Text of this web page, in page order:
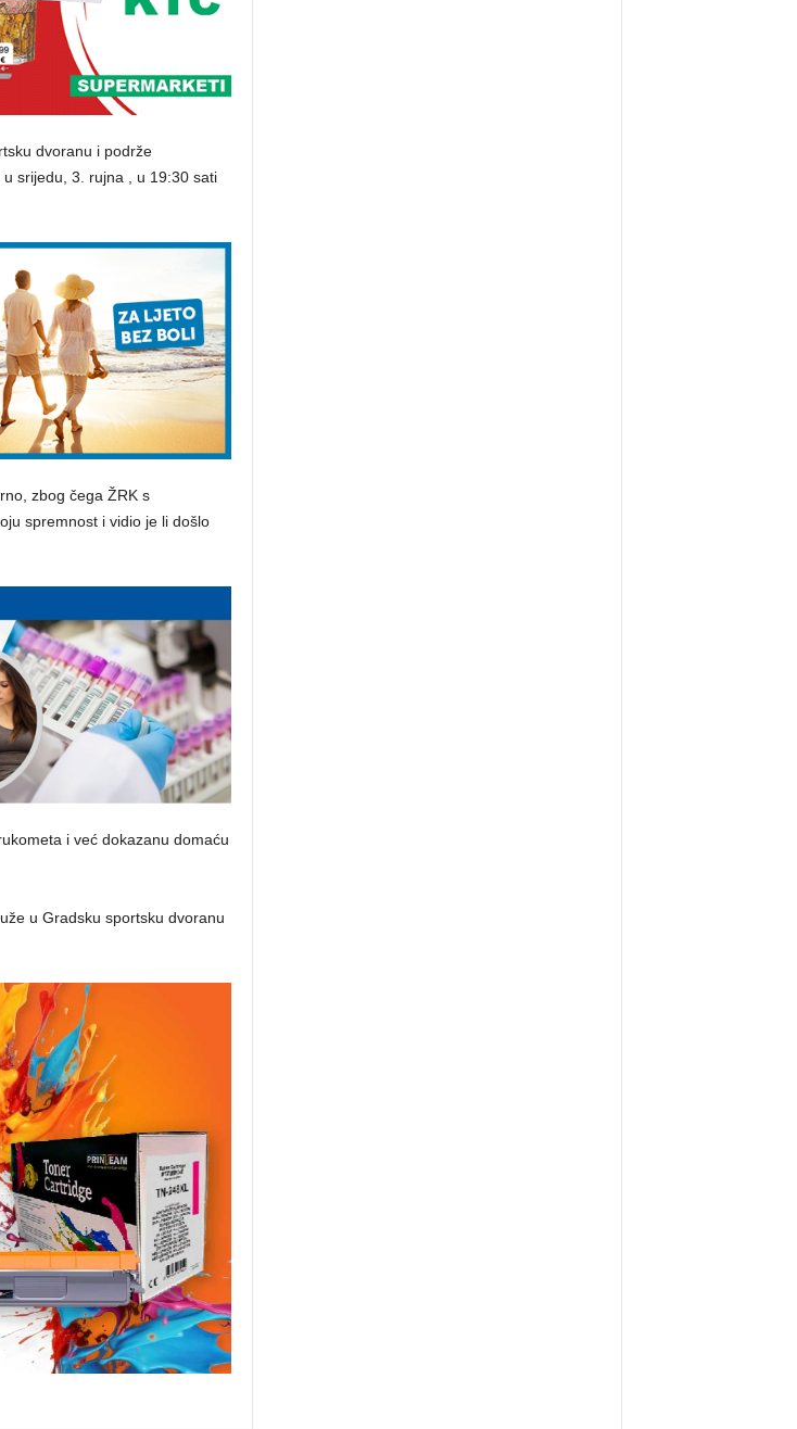
dvoranu i podrže
srijedu, 3. rujna , u 19:30 sati
zbog čega ŽRK s
spremnost i vidio je li došlo
i već dokazanu domaću
u Gradsku sportsku dvoranu